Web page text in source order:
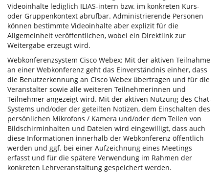
Videoinhalte lediglich ILIAS-intern bzw. im konkreten Kurs-
oder Gruppenkontext abrufbar. Administrierende Personen
können bestimmte Videoinhalte aber explizit für die
Allgemeinheit veröffentlichen, wobei ein Direktlink zur
Weitergabe erzeugt wird.
Webkonferenzsystem Cisco Webex: Mit der aktiven Teilnahme
an einer Webkonferenz geht das Einverständnis einher, dass
die Benutzerkennung an Cisco Webex übertragen und für die
Veranstalter sowie alle weiteren Teilnehmerinnen und
Teilnehmer angezeigt wird. Mit der aktiven Nutzung des Chat-
Systems und/oder der geteilten Notizen, dem Einschalten des
persönlichen Mikrofons / Kamera und/oder dem Teilen von
Bildschirminhalten und Dateien wird eingewilligt, dass auch
diese Informationen innerhalb der Webkonferenz öffentlich
werden und ggf. bei einer Aufzeichnung eines Meetings
erfasst und für die spätere Verwendung im Rahmen der
konkreten Lehrveranstaltung gespeichert werden.